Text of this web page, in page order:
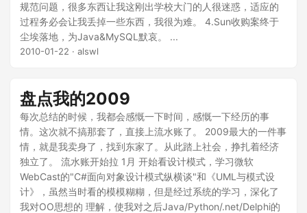
规范问题，很多东西让我这刚出学校大门的人很迷惑，适应的
过程务必会让我丢掉一些东西，我很为难。 4.Sun收购案终于
尘埃落地，为Java&MySQL默哀。 ...
2010-01-22 · alswl
盘点我的2009
每次总结的时候，我都会感慨一下时间，感慨一下经历的事
情。这次就不搞那套了，直接上流水账了。 2009最大的一件事
情，就是我卖身了，找到东家了。从此踏上社会，挣扎着经济
独立了。 流水账开始拉 1月 开始看设计模式，学习微软
WebCast的"C#面向对象设计模式纵横谈"和《UML与模式设
计》，虽然当时看的模模糊糊，但是经过系统的学习，深化了
我对OO思想的 理解，使我对之后Java/Python/.net/Delphi的